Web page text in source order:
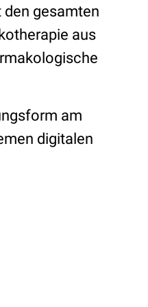
gesamten
aus
am
digitalen